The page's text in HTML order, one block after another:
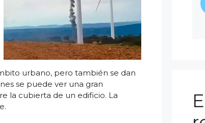
urbano, pero también se dan
se puede ver una gran
la cubierta de un edificio. La